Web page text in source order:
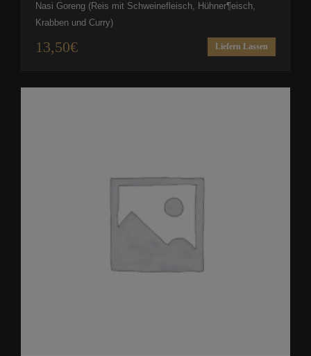
Nasi Goreng (Reis mit Schweinefleisch, Hühner¶eisch,
Krabben und Curry)
13,50€ Liefern Lassen